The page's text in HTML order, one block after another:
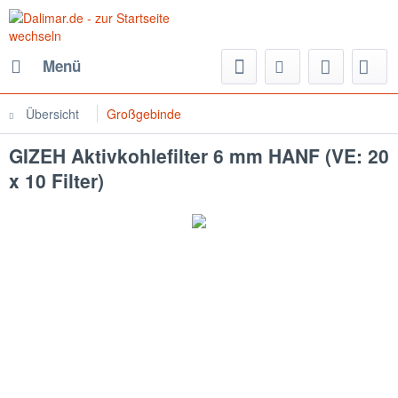
Menü
Übersicht Großgebinde
GIZEH Aktivkohlefilter 6 mm HANF (VE: 20
x 10 Filter)